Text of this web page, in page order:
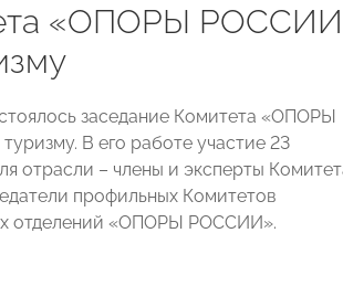
«ОПОРЫ
заседание Комитета «ОПОРЫ
В его работе участие 23
отрасли – члены и эксперты
профильных Комитетов
отделений «ОПОРЫ РОССИИ».